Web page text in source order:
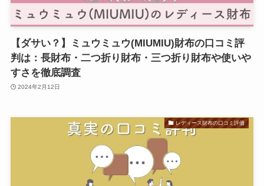
【ダサい？】ミュウミュウ(MIUMIU)財布の口コミ評
判は：長財布・二つ折り財布・三つ折り財布や使いや
すさを徹底調査
2024年2月12日
レディース財布の口コミ評価